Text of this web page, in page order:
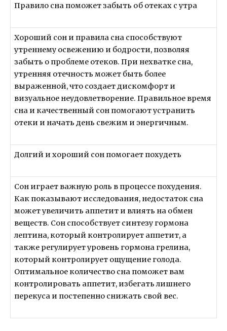
Правило сна поможет забыть об отеках с утра
Хороший сон и правила сна способствуют
утреннему освежению и бодрости, позволяя
забыть о проблеме отеков. При нехватке сна,
утренняя отечность может быть более
выраженной, что создает дискомфорт и
визуальное неудовлетворение. Правильное время
сна и качественный сон помогают устранить
отеки и начать день свежим и энергичным.
Долгий и хороший сон помогает похудеть
Сон играет важную роль в процессе похудения.
Как показывают исследования, недостаток сна
может увеличить аппетит и влиять на обмен
веществ. Сон способствует синтезу гормона
лептина, который контролирует аппетит, а
также регулирует уровень гормона грелина,
который контролирует ощущение голода.
Оптимальное количество сна поможет вам
контролировать аппетит, избегать лишнего
перекуса и постепенно снижать свой вес.